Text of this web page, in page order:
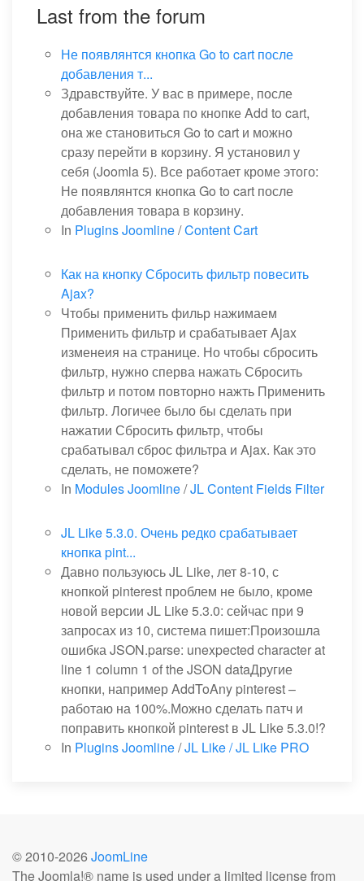
Last from the forum
Не появлянтся кнопка Go to cart после
добавления т...
Здравствуйте. У вас в примере, после
добавления товара по кнопке Add to cart,
она же становиться Go to cart и можно
сразу перейти в корзину. Я установил у
себя (Joomla 5). Все работает кроме этого:
Не появлянтся кнопка Go to cart после
добавления товара в корзину.
In Plugins Joomline/Content Cart
Как на кнопку Сбросить фильтр повесить
Ajax?
Чтобы применить фильр нажимаем
Применить фильтр и срабатывает Ajax
изменеия на странице. Но чтобы сбросить
фильтр, нужно сперва нажать Сбросить
фильтр и потом повторно нажть Применить
фильтр. Логичее было бы сделать при
нажатии Сбросить фильтр, чтобы
срабатывал сброс фильтра и Ajax. Как это
сделать, не поможете?
In Modules Joomline/JL Content Fields Filter
JL Like 5.3.0. Очень редко срабатывает
кнопка pint...
Давно пользуюсь JL Like, лет 8-10, с
кнопкой pinterest проблем не было, кроме
новой версии JL Like 5.3.0: сейчас при 9
запросах из 10, система пишет:Произошла
ошибка JSON.parse: unexpected character at
line 1 column 1 of the JSON dataДругие
кнопки, например AddToAny pinterest –
работаю на 100%.Можно сделать патч и
поправить кнопкой pinterest в JL Like 5.3.0!?
In Plugins Joomline/JL Like / JL Like PRO
© 2010-2026 JoomLine
The Joomla!® name is used under a limited license from